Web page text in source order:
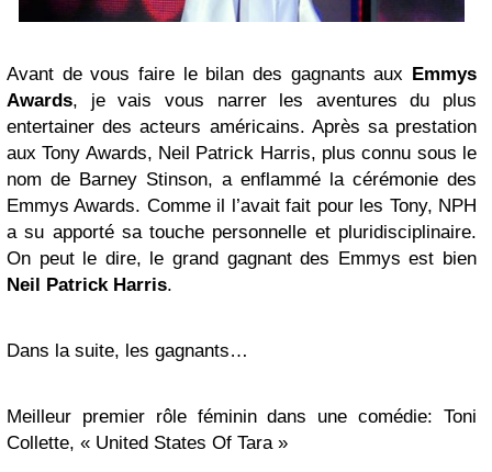
Avant de vous faire le bilan des gagnants aux Emmys
Awards, je vais vous narrer les aventures du plus
entertainer des acteurs américains. Après sa prestation
aux Tony Awards, Neil Patrick Harris, plus connu sous le
nom de Barney Stinson, a enflammé la cérémonie des
Emmys Awards. Comme il l’avait fait pour les Tony, NPH
a su apporté sa touche personnelle et pluridisciplinaire.
On peut le dire, le grand gagnant des Emmys est bien
Neil Patrick Harris.
Dans la suite, les gagnants…
Meilleur premier rôle féminin dans une comédie: Toni
Collette, « United States Of Tara »